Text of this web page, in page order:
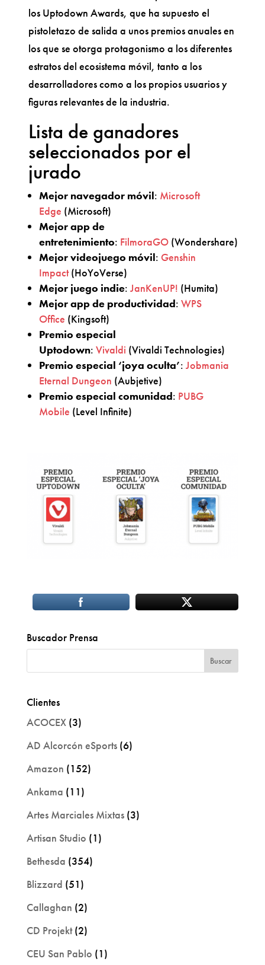
los Uptodown Awards, que ha supuesto el
pistoletazo de salida a unos premios anuales en
los que se otorga protagonismo a los diferentes
estratos del ecosistema móvil, tanto a los
desarrolladores como a los propios usuarios y
figuras relevantes de la industria.
Lista de ganadores
seleccionados por el
jurado
Mejor navegador móvil: Microsoft
Edge (Microsoft)
Mejor app de
entretenimiento: FilmoraGO(Wondershare)
Mejor videojuego móvil: Genshin
Impact(HoYoVerse)
Mejor juego indie: JanKenUP! (Humita)
Mejor app de productividad: WPS
Office (Kingsoft)
Premio especial
Uptodown: Vivaldi (Vivaldi Technologies)
Premio especial ‘joya oculta’: Jobmania
Eternal Dungeon (Aubjetive)
Premio especial comunidad: PUBG
Mobile (Level Infinite)
Buscador Prensa
Clientes
ACOCEX(3)
AD Alcorcón eSports(6)
Amazon (152)
Ankama (11)
Artes Marciales Mixtas(3)
Artisan Studio (1)
Bethesda (354)
Blizzard (51)
Callaghan (2)
CD Projekt(2)
CEU San Pablo (1)